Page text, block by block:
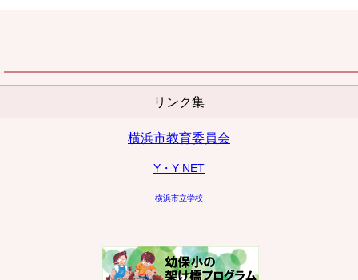
リンク集
横浜市教育委員会
Y・Y NET
横浜市立学校